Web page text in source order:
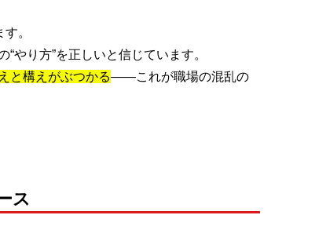
す。
やり方”を正しいと信じています。
と構えがぶつかる――これが職場の混乱の
ス